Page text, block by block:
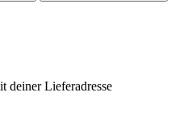
deiner Lieferadresse